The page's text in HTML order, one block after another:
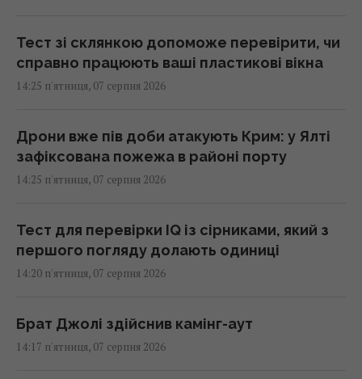
Тест зі склянкою допоможе перевірити, чи
справно працюють ваші пластикові вікна
14:25 п'ятниця, 07 серпня 2026
Дрони вже пів доби атакують Крим: у Ялті
зафіксована пожежа в районі порту
14:25 п'ятниця, 07 серпня 2026
Тест для перевірки IQ із сірниками, який з
першого погляду долають одиниці
14:20 п'ятниця, 07 серпня 2026
Брат Джолі здійснив камінг-аут
14:17 п'ятниця, 07 серпня 2026